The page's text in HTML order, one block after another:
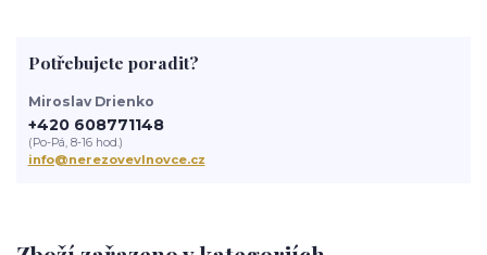
Potřebujete poradit?
Miroslav Drienko
+420 608771148
(Po-Pá, 8-16 hod.)
info@nerezovevlnovce.cz